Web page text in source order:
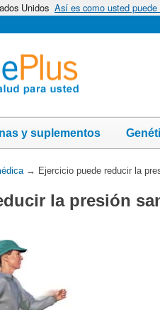
Unidos Así es como usted puede
y suplementos
→ Ejercicio puede reducir la
la presión